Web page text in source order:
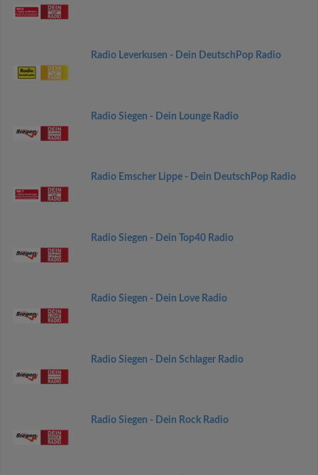
Radio Leverkusen - Dein DeutschPop Radio
Radio Siegen - Dein Lounge Radio
Radio Emscher Lippe - Dein DeutschPop Radio
Radio Siegen - Dein Top40 Radio
Radio Siegen - Dein Love Radio
Radio Siegen - Dein Schlager Radio
Radio Siegen - Dein Rock Radio